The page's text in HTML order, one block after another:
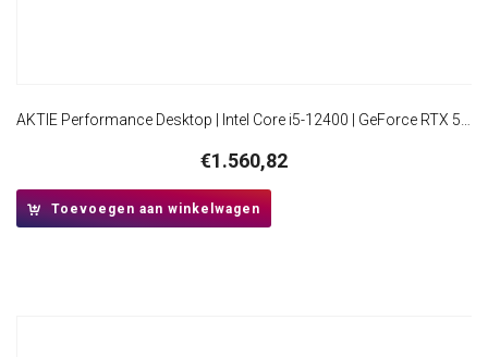
€1.560,82
Toevoegen aan winkelwagen